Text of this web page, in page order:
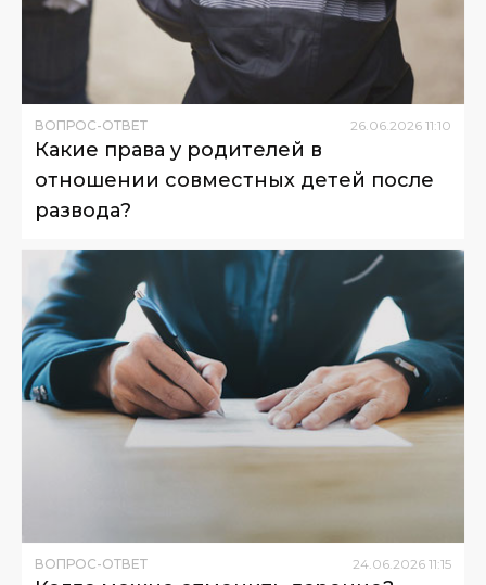
ВОПРОС-ОТВЕТ 26.06.2026 11:10
Какие права у родителей в
отношении совместных детей после
развода?
ВОПРОС-ОТВЕТ 24 06 2026 11:15